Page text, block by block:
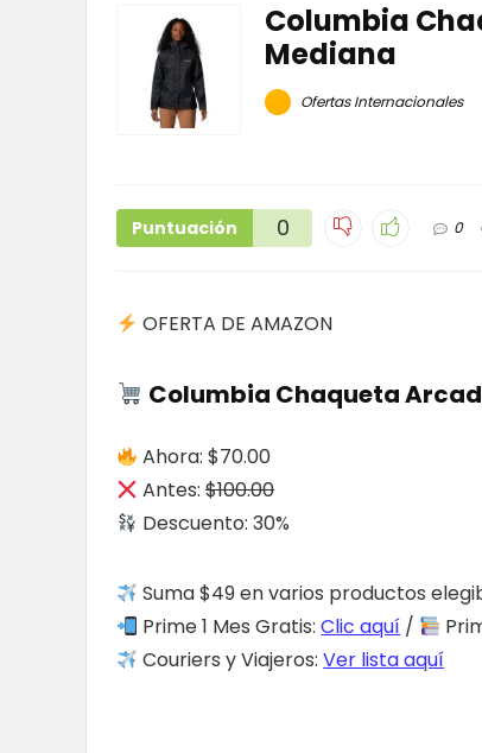
Columbia
Mediana
Ofertas Internacionales
Puntuación 0 0
OFERTA DE AMAZON
Columbia Chaqueta
Ahora: $70.00
Antes:$100.00
Descuento: 30%
Suma $49 en varios productos
Prime 1 Mes Gratis:Clic aquí /
Couriers y Viajeros:Ver lista aquí